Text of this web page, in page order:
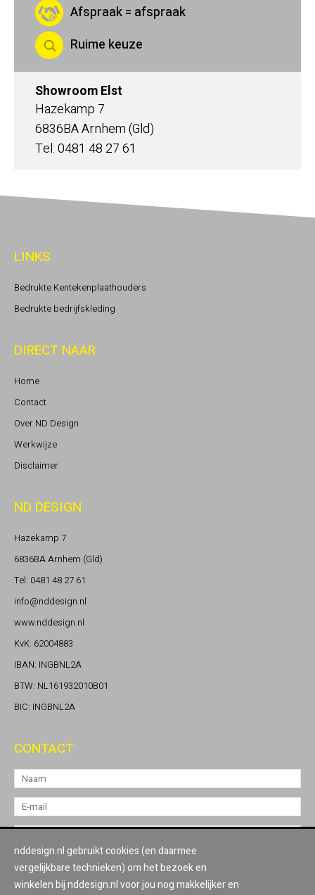
Afspraak = afspraak
Ruime keuze
Showroom Elst
Hazekamp 7
6836BA Arnhem (Gld)
Tel: 0481 48 27 61
LINKS
Bedrukte Kentekenplaathouders
Bedrukte bedrijfskleding
DIRECT NAAR
Home
Contact
Over ND Design
Werkwijze
Disclaimer
ND DESIGN
Hazekamp 7
6836BA Arnhem (Gld)
Tel: 0481 48 27 61
info@nddesign.nl
www.nddesign.nl
KvK: 62004883
IBAN: INGBNL2A
BTW: NL161932010B01
BIC: INGBNL2A
CONTACT
nddesign.nl gebruikt cookies (en daarmee
vergelijkbare technieken) om het bezoek en
winkelen bij nddesign.nl voor jou nog makkelijker en